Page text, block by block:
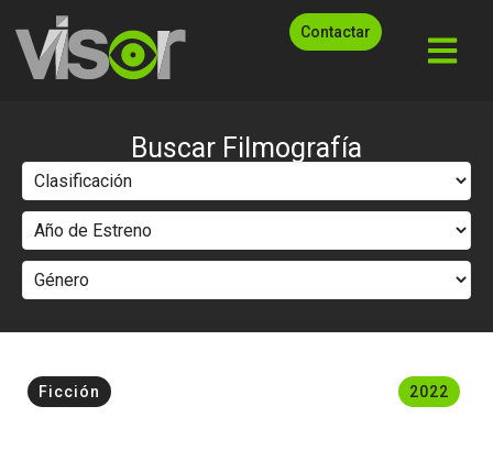
Contactar
Buscar Filmografía
2022
Ficción